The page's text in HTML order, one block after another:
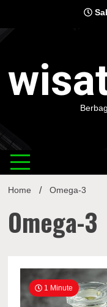
content
Home Omega-3
Omega-3
1 Minute